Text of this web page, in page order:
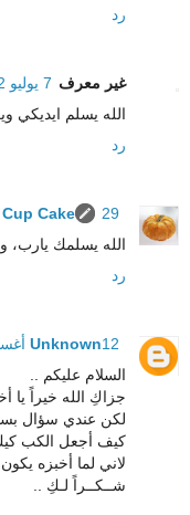
رد
غير معرف 7 يوليو 2012 في 10:52 ص
الله يسلم ايديكي
رد
Cup Cake
29 يوليو 2012 في 4:24 م
الله يسلمك يارب،
رد
Unknown12 أغسطس 2012 في 4:28 ص
السلام عليكم ..
جزاكِ الله خيراً يا
لكن عندي سؤال
كيف أجعل الكب
لاني لما أخبزه
شــكــراً لـكِ ..